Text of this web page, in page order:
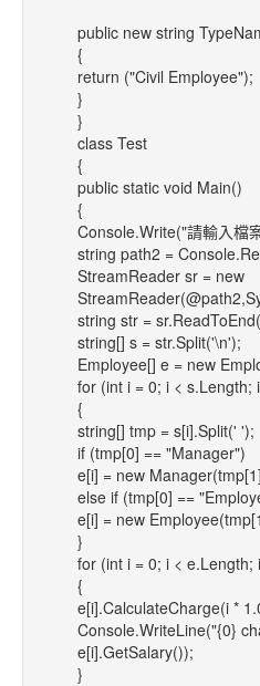
public new string
{
return ("Civil Employee");
}
}
class Test
{
public static void Main()
{
Console.Write("請輸入檔
string path2 =
StreamReader sr = new
string str =
string[] s = str.Split('\n');
Employee[] e = new
for (int i = 0; i < s.Length;
{
string[] tmp = s[i].Split(' ');
if (tmp[0] == "Manager")
e[i] = new
else if (tmp[0] ==
e[i] = new
}
for (int i = 0; i < e.Length;
{
e[i].CalculateCharge(i *
Console.WriteLine("{0}
e[i].GetSalary());
}